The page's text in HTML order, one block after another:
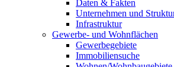
Daten & Fakten
Unternehmen und
Infrastruktur
Gewerbe- und Wohnflächen
Gewerbegebiete
Immobiliensuche